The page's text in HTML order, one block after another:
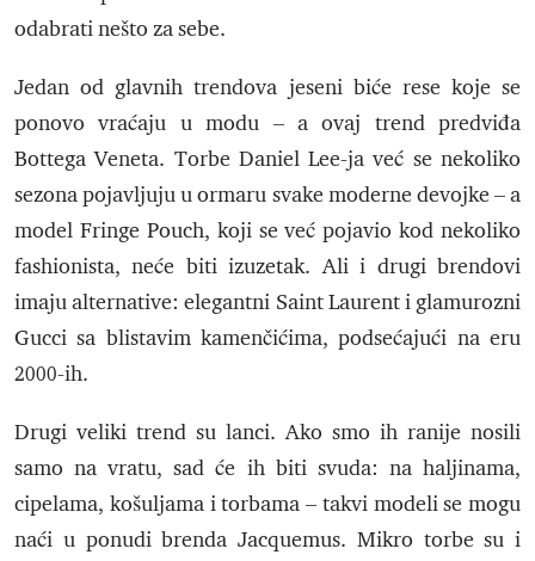
odabrati nešto za sebe.
Jedan od glavnih trendova jeseni biće rese koje se
ponovo vraćaju u modu – a ovaj trend predviđa
Bottega Veneta. Torbe Daniel Lee-ja već se nekoliko
sezona pojavljuju u ormaru svake moderne devojke – a
model Fringe Pouch, koji se već pojavio kod nekoliko
fashionista, neće biti izuzetak. Ali i drugi brendovi
imaju alternative: elegantni Saint Laurent i glamurozni
Gucci sa blistavim kamenčićima, podsećajući na eru
2000-ih.
Drugi veliki trend su lanci. Ako smo ih ranije nosili
samo na vratu, sad će ih biti svuda: na haljinama,
cipelama, košuljama i torbama – takvi modeli se mogu
naći u ponudi brenda Jacquemus. Mikro torbe su i